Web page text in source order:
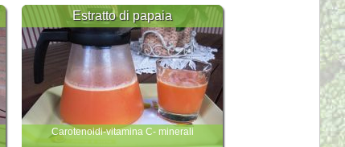
Estratto di papaia
Carotenoidi-vitamina C- minerali